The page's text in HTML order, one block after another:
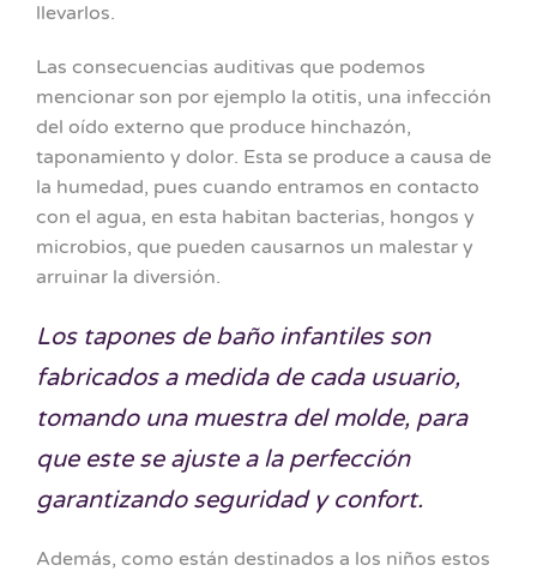
llevarlos.
Las consecuencias auditivas que podemos
mencionar son por ejemplo la otitis, una infección
del oído externo que produce hinchazón,
taponamiento y dolor. Esta se produce a causa de
la humedad, pues cuando entramos en contacto
con el agua, en esta habitan bacterias, hongos y
microbios, que pueden causarnos un malestar y
arruinar la diversión.
Los tapones de baño infantiles son
fabricados a medida de cada usuario,
tomando una muestra del molde, para
que este se ajuste a la perfección
garantizando seguridad y confort.
Además, como están destinados a los niños estos